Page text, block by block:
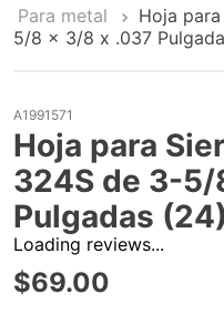
Para metal
Hoja
5/8 x 3/8 x .037
A1991571
Hoja para
324S de 3-
Pulgadas
Loading reviews...
$69.00
7